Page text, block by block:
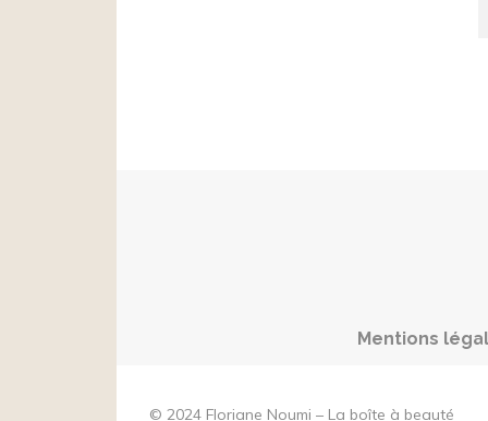
Mentions
© 2024 Floriane Noumi – La boîte à beauté